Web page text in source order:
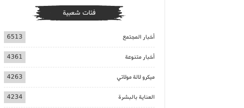
فئات شعبية
أخبار المجتمع 6513
أخبار متنوعة 4361
ميكرو لالة مولاتي 4263
العناية بالبشرة 4234